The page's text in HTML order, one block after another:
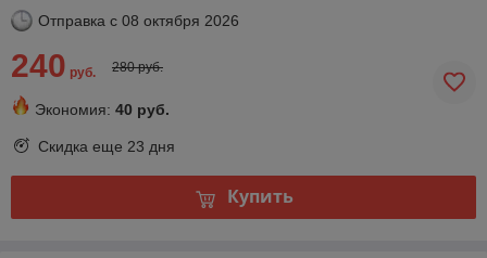
Отправка с 08 октября 2026
240 руб. 280 руб.
Экономия: 40 руб.
Скидка еще 23 дня
Купить